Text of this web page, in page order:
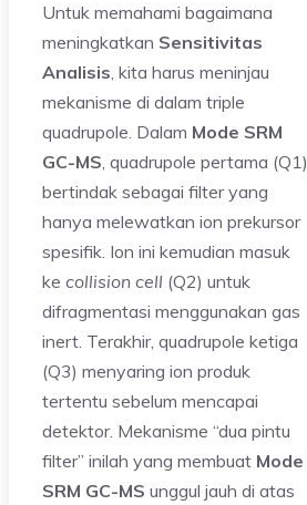
Untuk memahami bagaimana
meningkatkan Sensitivitas
Analisis, kita harus meninjau
mekanisme di dalam triple
quadrupole. Dalam Mode SRM
GC-MS, quadrupole pertama (Q1)
bertindak sebagai filter yang
hanya melewatkan ion prekursor
spesifik. Ion ini kemudian masuk
ke collision cell (Q2) untuk
difragmentasi menggunakan gas
inert. Terakhir, quadrupole ketiga
(Q3) menyaring ion produk
tertentu sebelum mencapai
detektor. Mekanisme “dua pintu
filter” inilah yang membuat Mode
SRM GC-MS unggul jauh di atas